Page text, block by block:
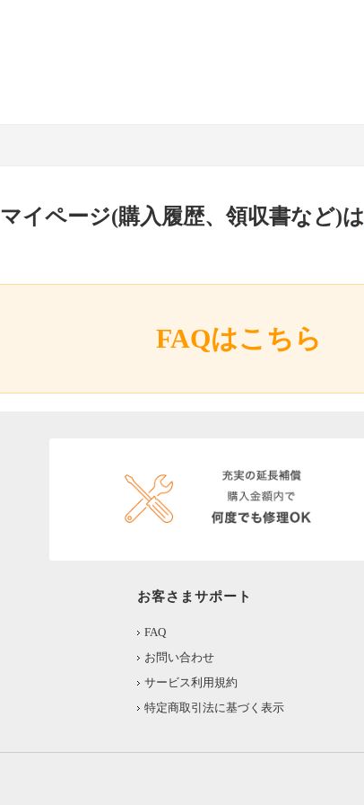
マイページ(購入履歴、領収書など)は
FAQはこちら
お客さまサポート
FAQ
お問い合わせ
サービス利用規約
特定商取引法に基づく表示